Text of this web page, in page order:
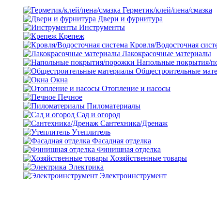
Герметик/клей/пена/смазка
Двери и фурнитура
Инструменты
Крепеж
Кровля/Водосточная
Лакокрасочные материалы
Напольные покрытия/
Общестроительные
Окна
Отопление и насосы
Печное
Пиломатериалы
Сад и огород
Сантехника/Дренаж
Утеплитель
Фасадная отделка
Финишная отделка
Хозяйственные товары
Электрика
Электроинструмент